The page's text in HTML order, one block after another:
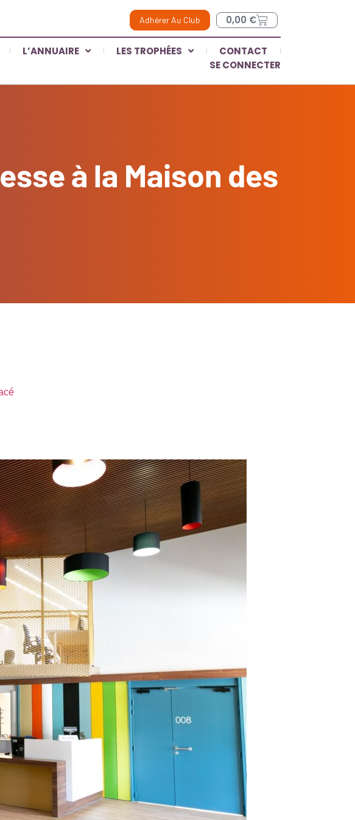
Adhérer Au Club 0,00 €
L’ANNUAIRE LES TROPHÉES
CONTACT
SE CONNECTER
à la Maison des